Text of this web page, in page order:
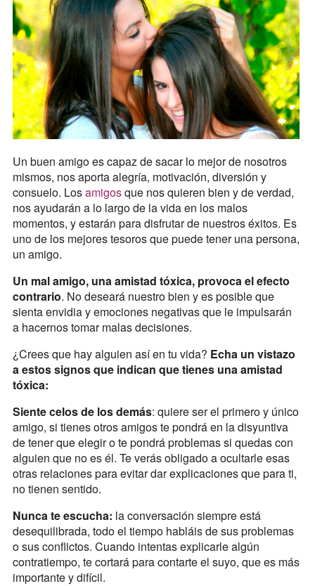
Un buen amigo es capaz de sacar lo mejor de nosotros
mismos, nos aporta alegría, motivación, diversión y
consuelo. Losamigosque nos quieren bien y de verdad,
nos ayudarán a lo largo de la vida en los malos
momentos, y estarán para disfrutar de nuestros éxitos. Es
uno de los mejores tesoros que puede tener una persona,
un amigo.
Un mal amigo, una amistad tóxica, provoca el efecto
contrario. No deseará nuestro bien y es posible que
sienta envidia y emociones negativas que le impulsarán
a hacernos tomar malas decisiones.
¿Crees que hay alguien así en tu vida? Echa un vistazo
a estos signos que indican que tienes una amistad
tóxica:
Siente celos de los demás: quiere ser el primero y único
amigo, si tienes otros amigos te pondrá en la disyuntiva
de tener que elegir o te pondrá problemas si quedas con
alguien que no es él. Te verás obligado a ocultarle esas
otras relaciones para evitar dar explicaciones que para ti,
no tienen sentido.
Nunca te escucha: la conversación siempre está
desequilibrada, todo el tiempo habláis de sus problemas
o sus conflictos. Cuando intentas explicarle algún
contratiempo, te cortará para contarte el suyo, que es más
importante y difícil.